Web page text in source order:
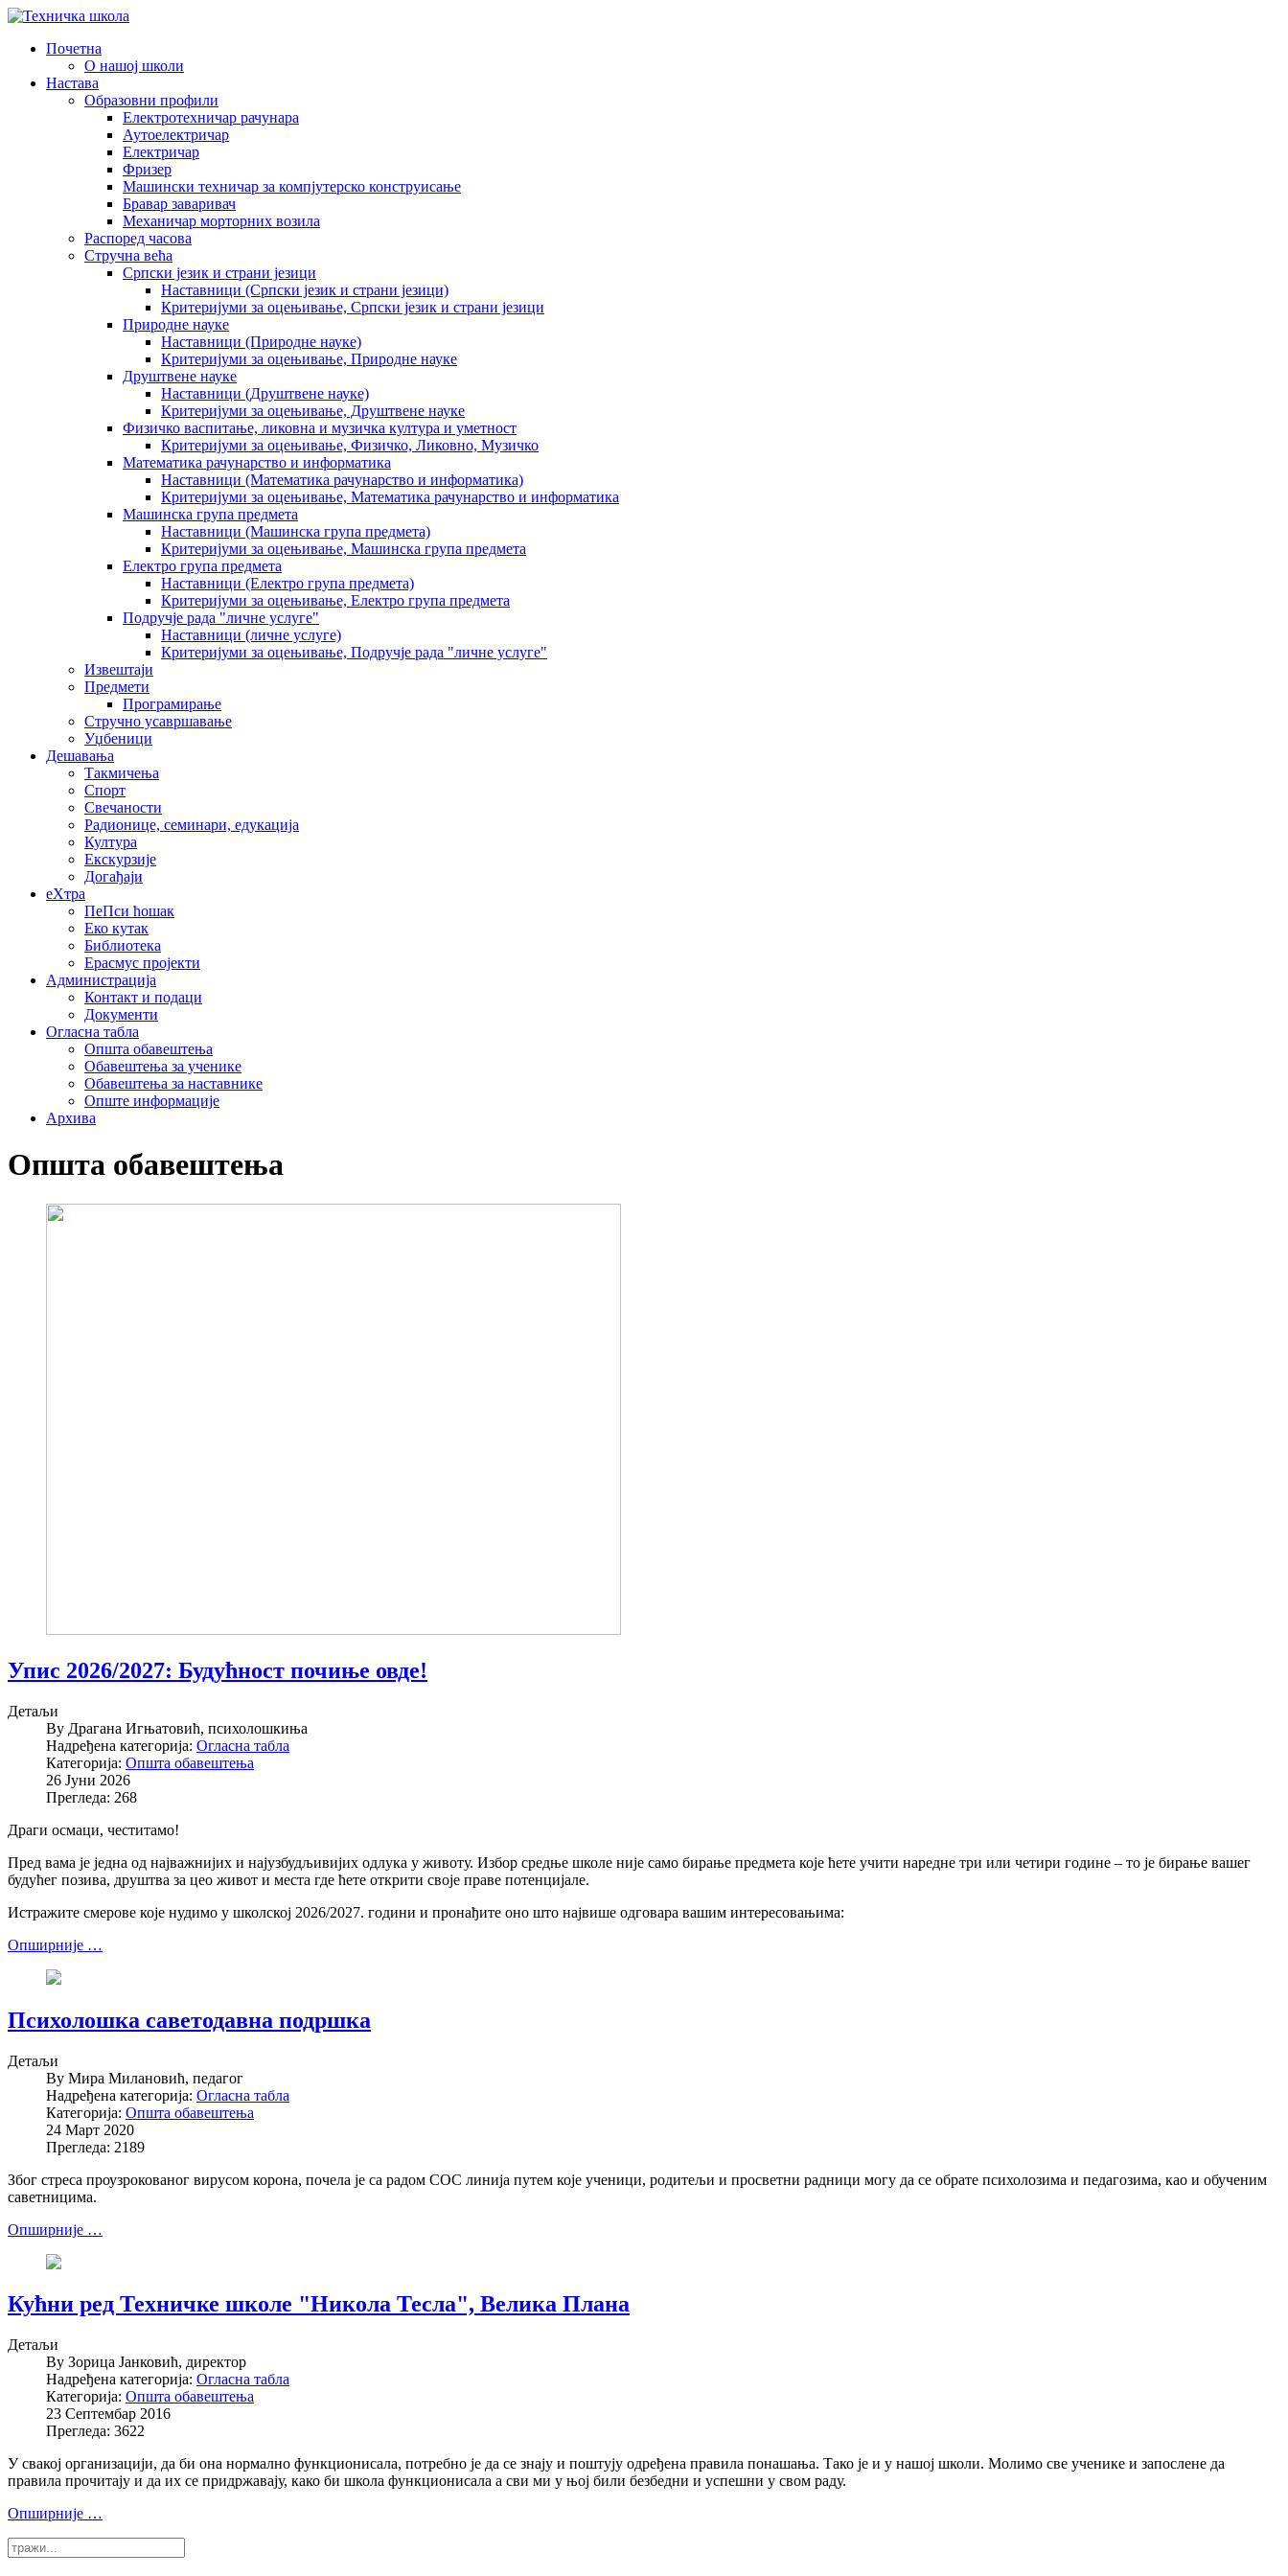
Почетна
О нашој школи
Настава
Образовни профили
Електротехничар рачунара
Аутоелектричар
Електричар
Фризер
Машински техничар за компјутерско конструисање
Бравар заваривач
Механичар морторних возила
Распоред часова
Стручна већа
Српски језик и страни језици
Наставници (Српски језик и страни језици)
Критеријуми за оцењивање, Српски језик и страни језици
Природне науке
Наставници (Природне науке)
Критеријуми за оцењивање, Природне науке
Друштвене науке
Наставници (Друштвене науке)
Критеријуми за оцењивање, Друштвене науке
Физичко васпитање, ликовна и музичка култура и уметност
Критеријуми за оцењивање, Физичко, Ликовно, Музичко
Математика рачунарство и информатика
Наставници (Математика рачунарство и информатика)
Критеријуми за оцењивање, Математика рачунарство и информатика
Машинска група предмета
Наставници (Машинска група предмета)
Критеријуми за оцењивање, Машинска група предмета
Електро група предмета
Наставници (Електро група предмета)
Критеријуми за оцењивање, Електро група предмета
Подручје рада "личне услуге"
Наставници (личне услуге)
Критеријуми за оцењивање, Подручје рада "личне услуге"
Извештаји
Предмети
Програмирање
Стручно усавршавање
Уџбеници
Дешавања
Такмичења
Спорт
Свечаности
Радионице, семинари, едукација
Култура
Екскурзије
Догађаји
еXтра
ПеПси ћошак
Еко кутак
Библиотека
Ерасмус пројекти
Администрација
Контакт и подаци
Документи
Огласна табла
Општа обавештења
Обавештења за ученике
Обавештења за наставнике
Опште информације
Архива
Општа обавештења
Упис 2026/2027: Будућност почиње овде!
Детаљи
By Драгана Игњатовић, психолошкиња
Надређена категорија: Огласна табла
Категорија: Општа обавештења
26 Јуни 2026
Прегледа: 268
Драги осмаци, честитамо!
Пред вама је једна од најважнијих и најузбудљивијих одлука у животу. Избор средње школе није само бирање предмета које ћете учити наредне три или четири године – то је бирање вашег
будућег позива, друштва за цео живот и места где ћете открити своје праве потенцијале.
Истражите смерове које нудимо у школској 2026/2027. години и пронађите оно што највише одговара вашим интересовањима:
Опширније …
Психолошка саветодавна подршка
Детаљи
By Мира Милановић, педагог
Надређена категорија: Огласна табла
Категорија: Општа обавештења
24 Март 2020
Прегледа: 2189
Због стреса проузрокованог вирусом корона, почела је са радом СОС линија путем које ученици, родитељи и просветни радници могу да се обрате психолозима и педагозима, као и обученим
саветницима.
Опширније …
Кућни ред Техничке школе "Никола Тесла", Велика Плана
Детаљи
By Зорица Јанковић, директор
Надређена категорија: Огласна табла
Категорија: Општа обавештења
23 Септембар 2016
Прегледа: 3622
У свакој организацији, да би она нормално функционисала, потребно је да се знају и поштују одређена правила понашања. Тако је и у нашој школи. Молимо све ученике и запослене да
правила прочитају и да их се придржавају, како би школа функционисала а сви ми у њој били безбедни и успешни у свом раду.
Опширније …